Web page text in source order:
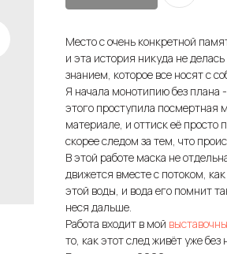
Место с очень конкретной
и эта история никуда не
знанием, которое все носят с
Я начала монотипию без плана
этого проступила посмертная
материале, и оттиск её
скорее следом за тем, что
В этой работе маска не
движется вместе с потоком,
этой воды, и вода его помнит
неся дальше.
Работа входит в мой
то, как этот след живёт уже без